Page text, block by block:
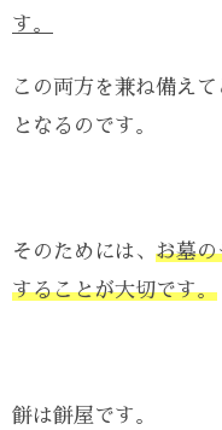
す。
この両方を兼ね備え
となるのです。
そのためには、 お墓の
することが大切です。
餅は餅屋です。